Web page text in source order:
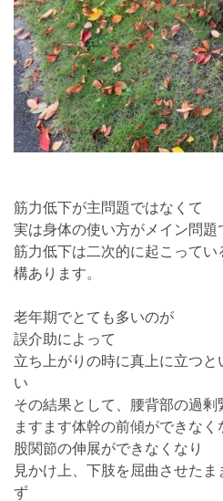
筋力低下が主問題ではなくて
実は身体の使い方がメイン問題
筋力低下は二次的に起こって
構あります。
老年期でとても多いのが
誤介助によって
立ち上がりの時に真上に立つと
い
その結果として、腰背部の過剰
ますます体幹の前傾ができなく
股関節の伸展ができなくなり
見かけ上、下肢を屈曲させた
ず